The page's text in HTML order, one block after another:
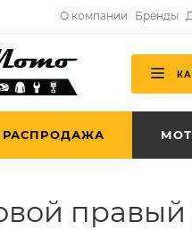
О компании Бренды
РАСПРОДАЖА
правый